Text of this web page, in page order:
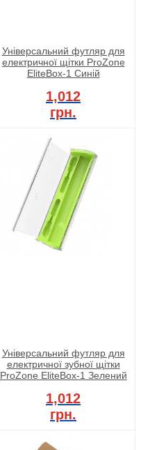
Універсальний футляр для
електричної щітки ProZone
EliteBox-1 Синій
1,012
грн.
Універсальний футляр для
електричної зубної щітки
ProZone EliteBox-1 Зелений
1,012
грн.